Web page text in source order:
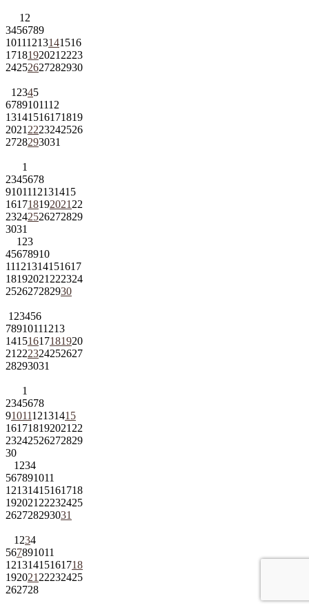
1 2
3456789
10111213141516
1718192021 2223
24252627282930
1 2345
6789101112
13141516171819
2021 2223242526
2728293031
1
2345678
9101112131415
161718192021 22
23242526272829
3031
1 23
45678910
11121314151617
18192021 222324
252627282930
1 23456
78910111213
14151617181920
21 222324252627
28293031
1
2345678
9101112131415
161718192021 22
23242526272829
30
1 234
567891011
12131415161718
192021 22232425
262728293031
1 234
567891011
12131415161718
192021 22232425
262728